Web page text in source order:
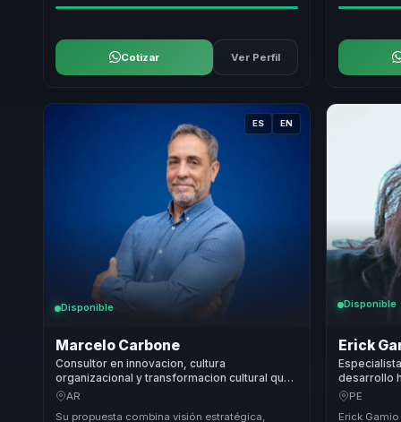
Cotizar Ver Perfil
ES EN
Disponible
Marcelo Carbone
Consultor en innovacion, cultura
organizacional y transformacion cultural que
ayuda a lideres a ejecutar mejor y sostener
AR
Su propuesta combina visión estratégica,
Disponible
Erick
desarrollo
personal
PE
Erick